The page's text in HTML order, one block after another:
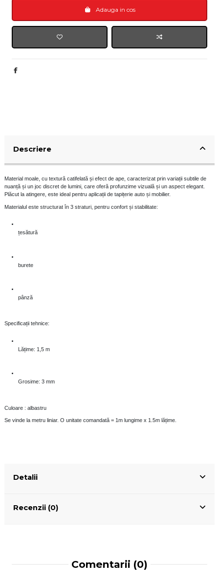
Adauga in cos
Descriere
Material moale, cu textură catifelată și efect de ape, caracterizat prin variații subtile de
nuanță și un joc discret de lumini, care oferă profunzime vizuală și un aspect elegant.
Plăcut la atingere, este ideal pentru aplicații de tapițerie auto și mobilier.
Materialul este structurat în 3 straturi, pentru confort și stabilitate:
țesătură
burete
pânză
Specificații tehnice:
Lățime: 1,5 m
Grosime: 3 mm
Culoare : albastru
Se vinde la metru liniar. O unitate comandată = 1m lungime x 1.5m lățime.
Detalii
Recenzii (0)
Comentarii (0)